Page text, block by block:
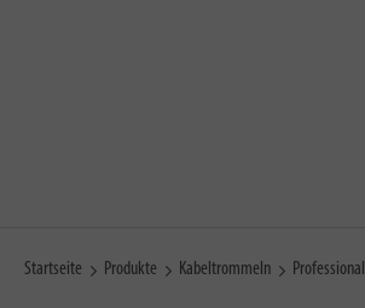
Startseite Produkte Kabeltrommeln